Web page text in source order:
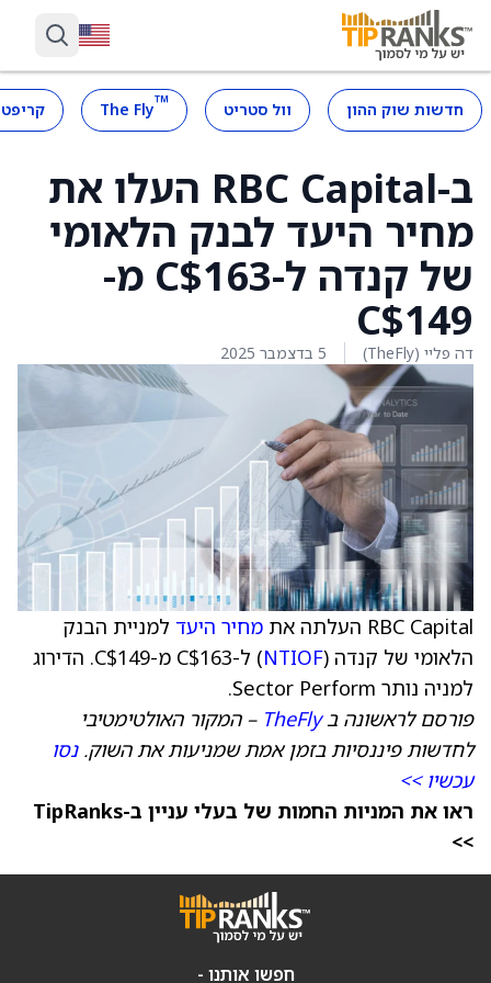
חדשות שוק ההון וול סטריט ™
The Fly
ב-RBC Capital העלו את
מחיר היעד לבנק הלאומי
של קנדה ל-C$163 מ-
C$149
דה פליי (TheFly) 5 בדצמבר 2025
RBC Capital העלתה את מחיר היעד למניית הבנק
הלאומי של קנדה (NTIOF
) ל-C$163 מ-C$149. הדירוג
למניה נותר Sector Perform.
פורסם לראשונה בTheFly – המקור האולטימטיבי
לחדשות פיננסיות בזמן אמת שמניעות את השוק.נסו
עכשיו >>
ראו את המניות החמות של בעלי עניין ב-TipRanks
>>
חפשו אותנו -